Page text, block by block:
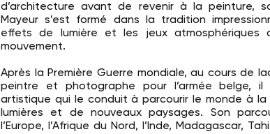
d’architecture avant de revenir à la peinture,
Mayeur s’est formé dans la tradition
effets de lumière et les jeux atmosphériques
mouvement.
Après la Première Guerre mondiale, au cours de
peintre et photographe pour l’armée belge,
artistique qui le conduit à parcourir le monde à la
lumières et de nouveaux paysages. Son
l’Europe, l’Afrique du Nord, l’Inde, Madagascar,